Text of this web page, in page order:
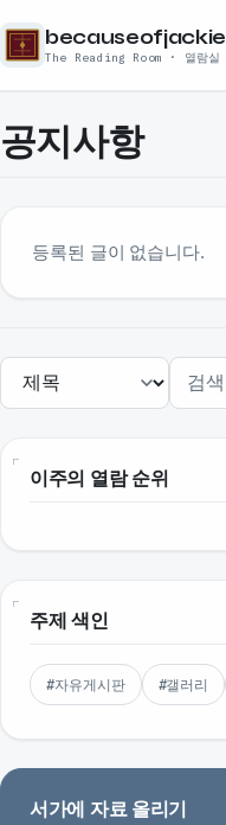
becauseofjackie
The Reading Room · 열람실
공지사항
등록된 글이 없습니다.
이주의 열람 순위
주제 색인
#자유게시판 #갤러리
서가에 자료 올리기